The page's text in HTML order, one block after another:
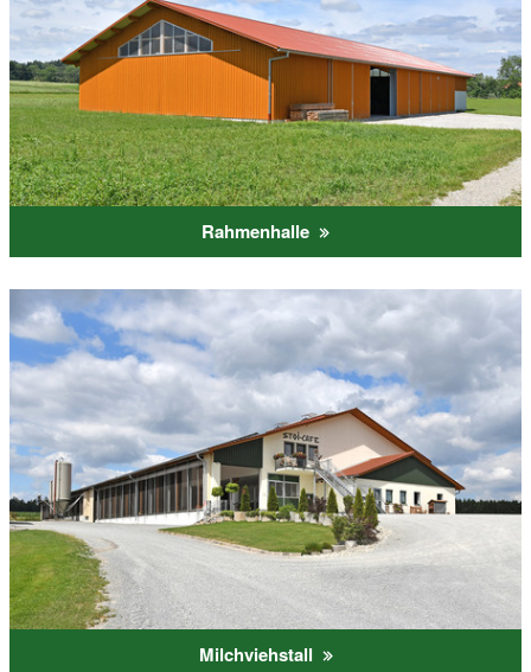
Rahmenhalle
Milchviehstall